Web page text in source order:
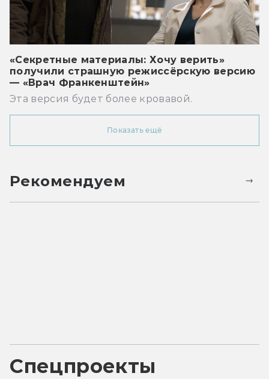
«Секретные материалы: Хочу верить»
получили страшную режиссёрскую версию
— «Врач Франкенштейн»
Эта версия будет более кровавой.
Показать ещё
Рекомендуем
Спецпроекты